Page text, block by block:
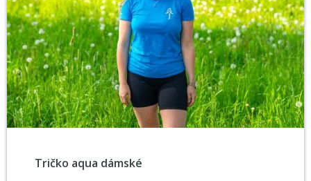
Tričko aqua dámské